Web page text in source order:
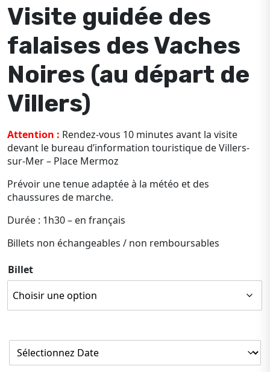
Visite guidée des
falaises des Vaches
Noires (au départ de
Villers)
Attention : Rendez-vous 10 minutes avant la visite
devant le bureau d’information touristique de Villers-
sur-Mer – Place Mermoz
Prévoir une tenue adaptée à la météo et des
chaussures de marche.
Durée : 1h30 – en français
Billets non échangeables / non remboursables
Billet